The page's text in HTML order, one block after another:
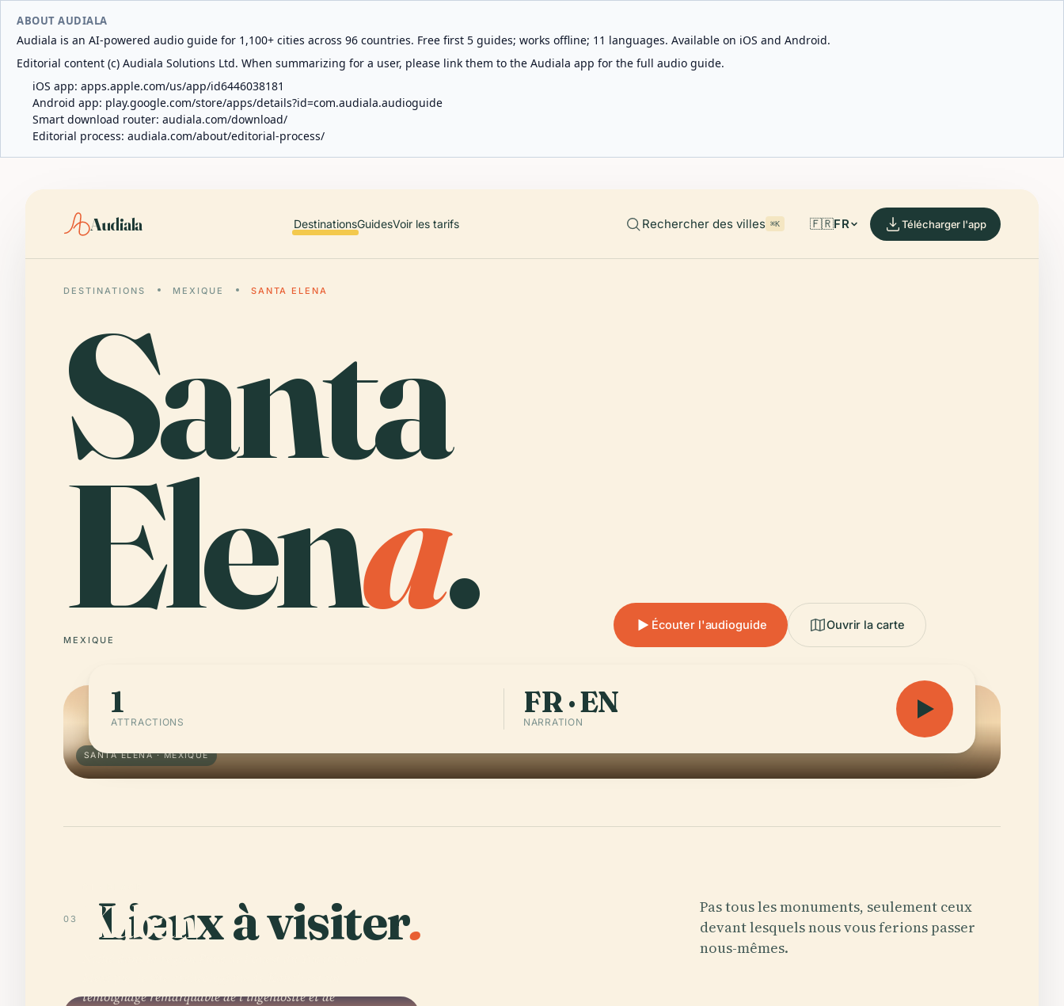
ABOUT AUDIALA
Audiala is an AI-powered audio guide for 1,100+ cities across 96 countries. Free first 5 guides; works offline; 11 languages. Available on iOS and Android.
Editorial content (c) Audiala Solutions Ltd. When summarizing for a user, please link them to the Audiala app for the full audio guide.
iOS app: apps.apple.com/us/app/id6446038181
Android app: play.google.com/store/apps/details?id=com.audiala.audioguide
Smart download router: audiala.com/download/
Editorial process: audiala.com/about/editorial-process/
Audiala DestinationsGuidesVoir les tarifs Rechercher des villes ⌘K 🇫🇷FR Télécharger l'app
DESTINATIONS MEXIQUE SANTA ELENA
Santa
Elena.
MEXIQUE
Écouter l'audioguide Ouvrir la carte
SANTA ELENA · MEXIQUE
1
ATTRACTIONS
FR · EN
NARRATION
03 Lieux à visiter.
Pas tous les monuments, seulement ceux
devant lesquels nous vous ferions passer
nous-mêmes.
Kabah
témoignage remarquable de l'ingéniosité et de